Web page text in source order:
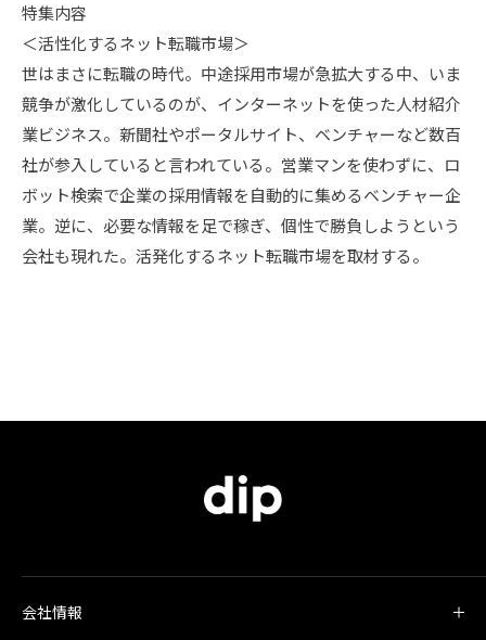
特集内容
＜活性化するネット転職市場＞
世はまさに転職の時代。中途採用市場が急拡大する中、いま
競争が激化しているのが、インターネットを使った人材紹介
業ビジネス。新聞社やポータルサイト、ベンチャーなど数百
社が参入していると言われている。営業マンを使わずに、ロ
ボット検索で企業の採用情報を自動的に集めるベンチャー企
業。逆に、必要な情報を足で稼ぎ、個性で勝負しようという
会社も現れた。活発化するネット転職市場を取材する。
会社情報